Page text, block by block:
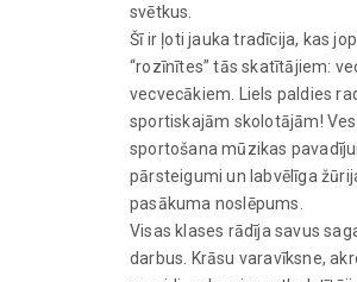
svētkus.
Šī ir ļoti jauka tradīcija, kas
“rozīnītes” tās skatītājiem:
vecvecākiem. Liels paldies
sportiskajām skolotājām!
sportošana mūzikas
pārsteigumi un labvēlīga
pasākuma noslēpums.
Visas klases rādīja savus
darbus. Krāsu varavīksne,